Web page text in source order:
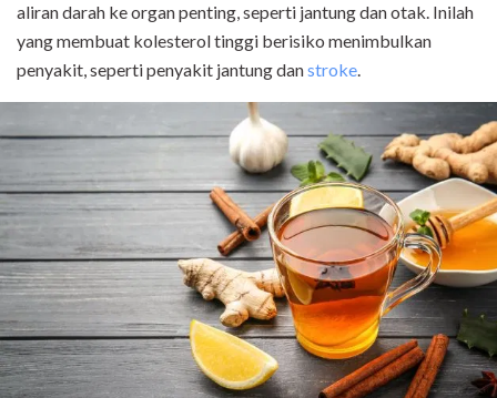
aliran darah ke organ penting, seperti jantung dan otak. Inilah
yang membuat kolesterol tinggi berisiko menimbulkan
penyakit, seperti penyakit jantung danstroke.